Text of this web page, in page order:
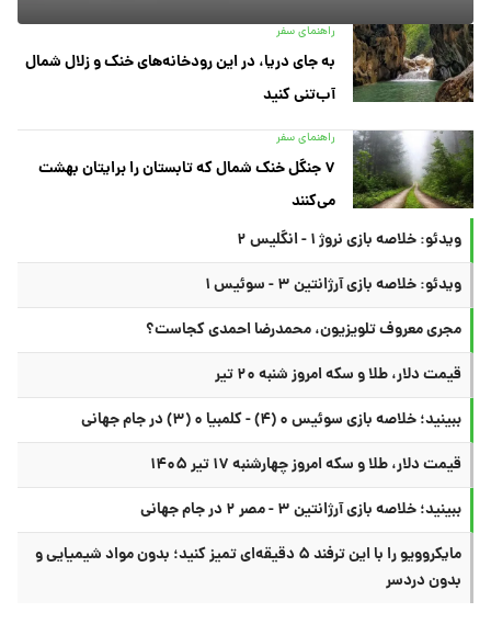
راهنمای سفر
به جای دریا، در این رودخانه‌های خنک و زلال شمال
آب‌تنی کنید
راهنمای سفر
۷ جنگل خنک شمال که تابستان را برایتان بهشت
می‌کنند
ویدئو: خلاصه بازی نروژ ۱ - انگلیس ۲
ویدئو: خلاصه بازی آرژانتین ۳ - سوئیس ۱
مجری معروف تلویزیون، محمدرضا احمدی کجاست؟
قیمت دلار، طلا و سکه امروز شنبه ۲۰ تیر
ببینید؛ خلاصه بازی سوئیس ۰ (۴) - کلمبیا ۰ (۳) در جام جهانی
قیمت دلار، طلا و سکه امروز چهارشنبه ۱۷ تیر ۱۴۰۵
ببینید؛ خلاصه بازی آرژانتین ۳ - مصر ۲ در جام جهانی
مایکروویو را با این ترفند ۵ دقیقه‌ای تمیز کنید؛ بدون مواد شیمیایی و
بدون دردسر